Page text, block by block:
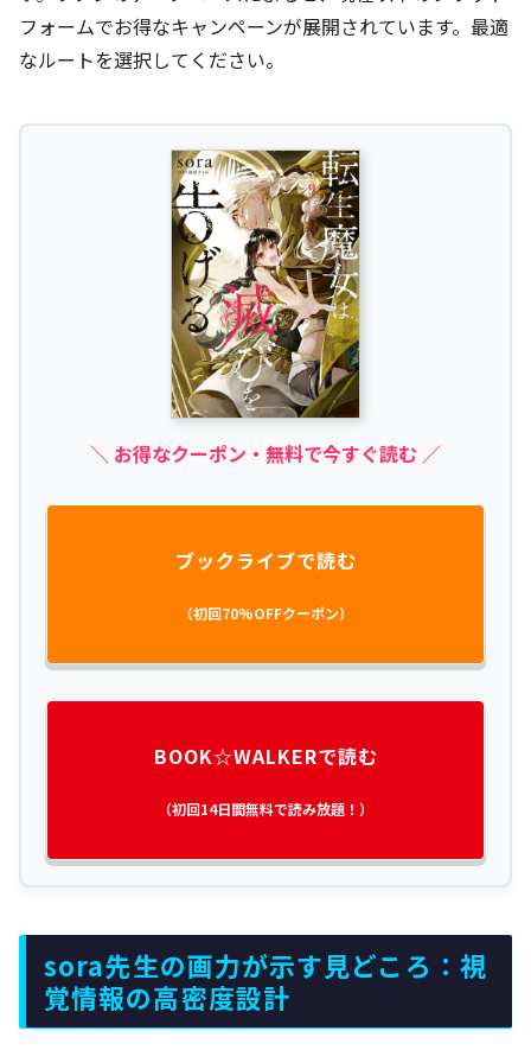
フォームでお得なキャンペーンが展開されています。最適
なルートを選択してください。
＼ お得なクーポン・無料で今すぐ読む ／
ブックライブで読む
（初回70%OFFクーポン）
BOOK☆WALKERで読む
（初回14日間無料で読み放題！）
sora先生の画力が示す見どころ：視
覚情報の高密度設計